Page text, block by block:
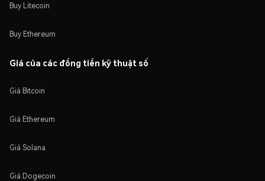
Buy Litecoin
Buy Ethereum
Giá của các đồng tiền kỹ thuật số
Giá Bitcoin
Giá Ethereum
Giá Solana
Giá Dogecoin